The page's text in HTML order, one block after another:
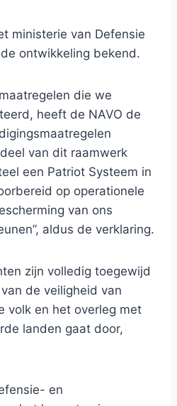
ministerie van Defensie
ontwikkeling bekend.
die we
heeft de NAVO de
van dit raamwerk
een Patriot Systeem in
op operationele
van ons
aldus de verklaring.
zijn volledig toegewijd
de veiligheid van
volk en het overleg met
landen gaat door,
en